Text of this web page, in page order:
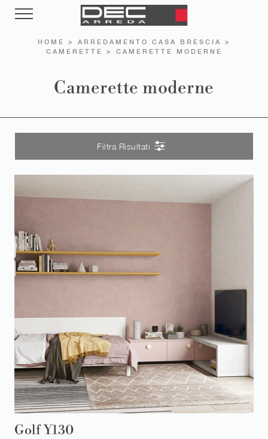
HOME > ARREDAMENTO CASA BRESCIA
>
CAMERETTE
> CAMERETTE MODERNE
Camerette moderne
Filtra Risultati
Golf Y130